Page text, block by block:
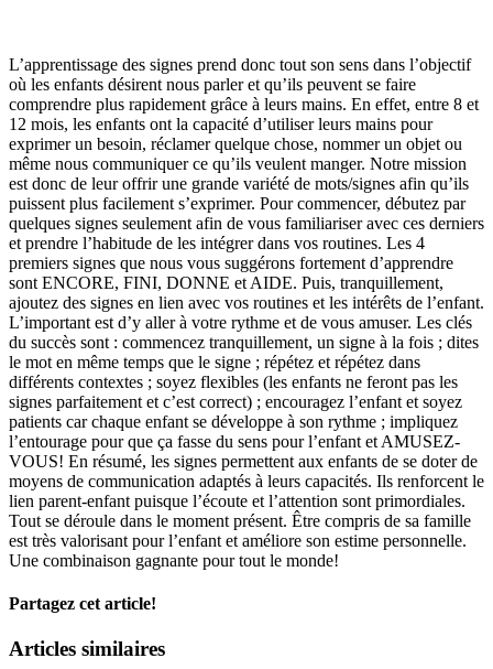
L’apprentissage des signes prend donc tout son sens dans l’objectif
où les enfants désirent nous parler et qu’ils peuvent se faire
comprendre plus rapidement grâce à leurs mains. En effet, entre 8 et
12 mois, les enfants ont la capacité d’utiliser leurs mains pour
exprimer un besoin, réclamer quelque chose, nommer un objet ou
même nous communiquer ce qu’ils veulent manger. Notre mission
est donc de leur offrir une grande variété de mots/signes afin qu’ils
puissent plus facilement s’exprimer. Pour commencer, débutez par
quelques signes seulement afin de vous familiariser avec ces derniers
et prendre l’habitude de les intégrer dans vos routines. Les 4
premiers signes que nous vous suggérons fortement d’apprendre
sont ENCORE, FINI, DONNE et AIDE. Puis, tranquillement,
ajoutez des signes en lien avec vos routines et les intérêts de l’enfant.
L’important est d’y aller à votre rythme et de vous amuser. Les clés
du succès sont : commencez tranquillement, un signe à la fois ; dites
le mot en même temps que le signe ; répétez et répétez dans
différents contextes ; soyez flexibles (les enfants ne feront pas les
signes parfaitement et c’est correct) ; encouragez l’enfant et soyez
patients car chaque enfant se développe à son rythme ; impliquez
l’entourage pour que ça fasse du sens pour l’enfant et AMUSEZ-
VOUS! En résumé, les signes permettent aux enfants de se doter de
moyens de communication adaptés à leurs capacités. Ils renforcent le
lien parent-enfant puisque l’écoute et l’attention sont primordiales.
Tout se déroule dans le moment présent. Être compris de sa famille
est très valorisant pour l’enfant et améliore son estime personnelle.
Une combinaison gagnante pour tout le monde!
Partagez cet article!
Facebook
Twitter
LinkedIn
WhatsApp
Email
Articles similaires